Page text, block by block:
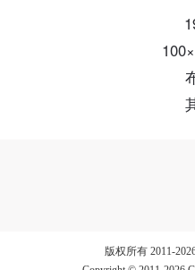
版权所有 2011-
可使用雅昌艺术